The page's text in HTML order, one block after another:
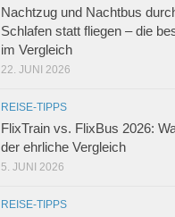
Nachtzug und Nachtbus
Schlafen statt fliegen – die
im Vergleich
22. JUNI 2026
REISE-TIPPS
FlixTrain vs. FlixBus 2026:
der ehrliche Vergleich
5. JUNI 2026
REISE-TIPPS